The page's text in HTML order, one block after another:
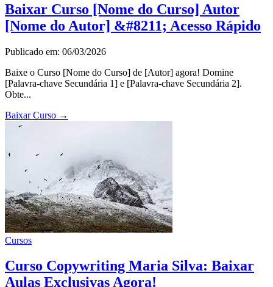
Baixar Curso [Nome do Curso] Autor
[Nome do Autor] &#8211; Acesso Rápido
Publicado em: 06/03/2026
Baixe o Curso [Nome do Curso] de [Autor] agora! Domine
[Palavra-chave Secundária 1] e [Palavra-chave Secundária 2].
Obte...
Baixar Curso →
Cursos
Curso Copywriting Maria Silva: Baixar
Aulas Exclusivas Agora!